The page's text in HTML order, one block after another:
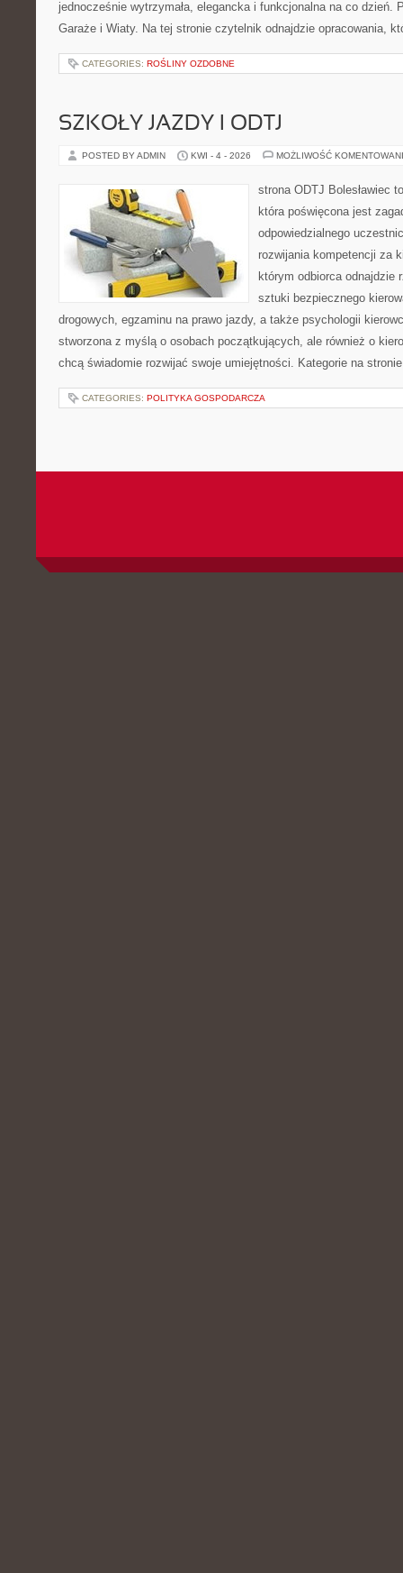
jednocześnie wytrzymała, elegancka i funkcjonalna na co dzień.
Garaże i Wiaty. Na tej stronie czytelnik odnajdzie opracowania,
CATEGORIES: ROŚLINY OZDOBNE
SZKOŁY JAZDY I ODTJ
POSTED BY ADMIN KWI - 4 - 2026 MOŻLIWOŚĆ
strona ODTJ Bolesławiec
która poświęcona jest
odpowiedzialnego
rozwijania kompetencji za
którym odbiorca odnajdzie
sztuki bezpiecznego
drogowych, egzaminu na prawo jazdy, a także psychologii
stworzona z myślą o osobach początkujących, ale również o
chcą świadomie rozwijać swoje umiejętności. Kategorie na
CATEGORIES: POLITYKA GOSPODARCZA